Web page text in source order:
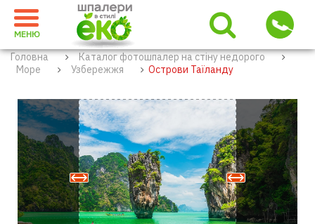
МЕНЮ
Головна
Каталог фотошпалер на стіну недорого
Море
Узбережжя Острови Таїланду